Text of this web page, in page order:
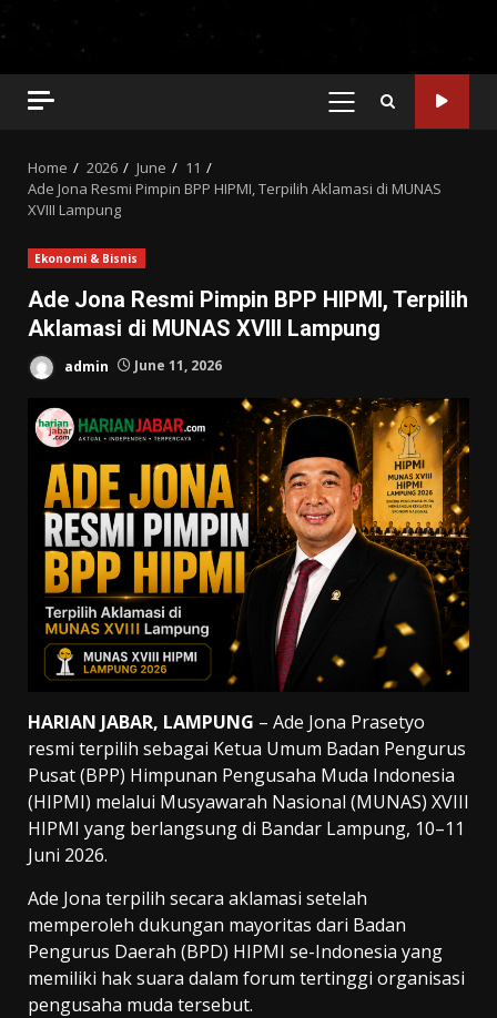
PRIMARY
Home 2026 June
11
Ade Jona Resmi Pimpin BPP HIPMI, Terpilih Aklamasi di MUNAS
XVIII Lampung
Ekonomi & Bisnis
Ade Jona Resmi Pimpin BPP HIPMI, Terpilih
Aklamasi di MUNAS XVIII Lampung
admin June 11, 2026
HARIAN JABAR, LAMPUNG – Ade Jona Prasetyo
resmi terpilih sebagai Ketua Umum Badan Pengurus
Pusat (BPP) Himpunan Pengusaha Muda Indonesia
(HIPMI) melalui Musyawarah Nasional (MUNAS) XVIII
HIPMI yang berlangsung di Bandar Lampung, 10–11
Juni 2026.
Ade Jona terpilih secara aklamasi setelah
memperoleh dukungan mayoritas dari Badan
Pengurus Daerah (BPD) HIPMI se-Indonesia yang
memiliki hak suara dalam forum tertinggi organisasi
pengusaha muda tersebut.